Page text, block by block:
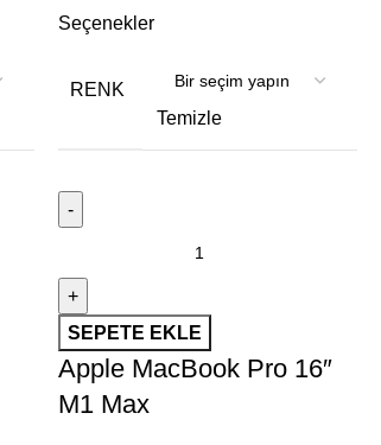
Seçenekler
RENK
Temizle
SEPETE EKLE
Apple MacBook Pro 16″
M1 Max